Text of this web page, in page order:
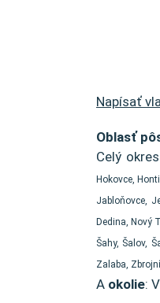
Napísať
Oblasť
Celý okres
Hokovce,
Jabloňovce,
Dedina, Nový
Šahy, Šalov,
Zalaba,
A okolie: